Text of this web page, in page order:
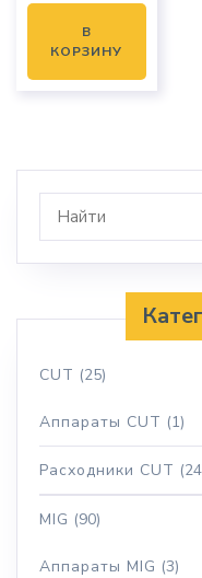
В
КОРЗИНУ
CUT (25)
Аппараты CUT (1)
Расходники CUT
MIG (90)
Аппараты MIG (3)